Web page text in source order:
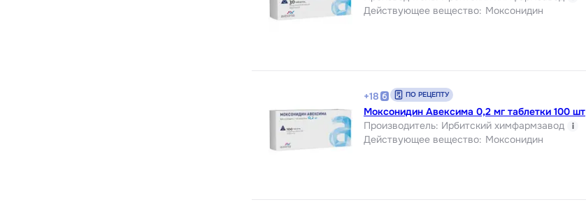
Действующее вещество: Моксонидин
+18 ПО РЕЦЕПТУ
Моксонидин Авексима 0,2 мг таблетки 100 шт
Производитель: Ирбитский химфармзавод i
Действующее вещество: Моксонидин